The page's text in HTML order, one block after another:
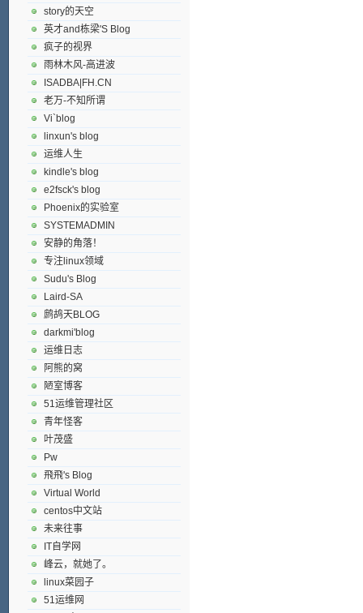
story的天空
英才and栋梁'S Blog
疯子的视界
雨林木风-高进波
ISADBA|FH.CN
老万-不知所谓
Vi`blog
linxun's blog
运维人生
kindle's blog
e2fsck's blog
Phoenix的实验室
SYSTEMADMIN
安静的角落！
专注linux领域
Sudu's Blog
Laird-SA
鹧鸪天BLOG
darkmi'blog
运维日志
阿熊的窝
陋室博客
51运维管理社区
青年怪客
叶茂盛
Pw
飛飛's Blog
Virtual World
centos中文站
未来往事
IT自学网
峰云，就她了。
linux菜园子
51运维网